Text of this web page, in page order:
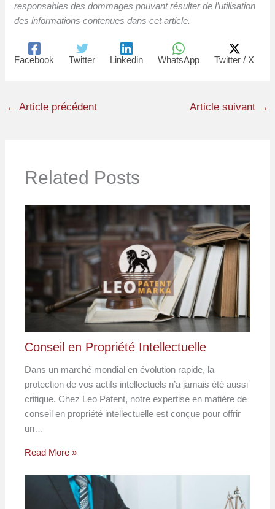
responsables des dommages pouvant résulter de l’utilisation
des informations contenues dans cet article.
Facebook Twitter Linkedin WhatsApp Twitter / X
← Article précédent Article suivant →
Related Posts
Conseil en Propriété Intellectuelle
Dans un marché mondial en évolution rapide, la
protection de vos actifs intellectuels n’a jamais été aussi
critique. Chez Leo Patent, notre expertise en matière de
conseil en propriété intellectuelle est conçue pour offrir
un…
Read More »